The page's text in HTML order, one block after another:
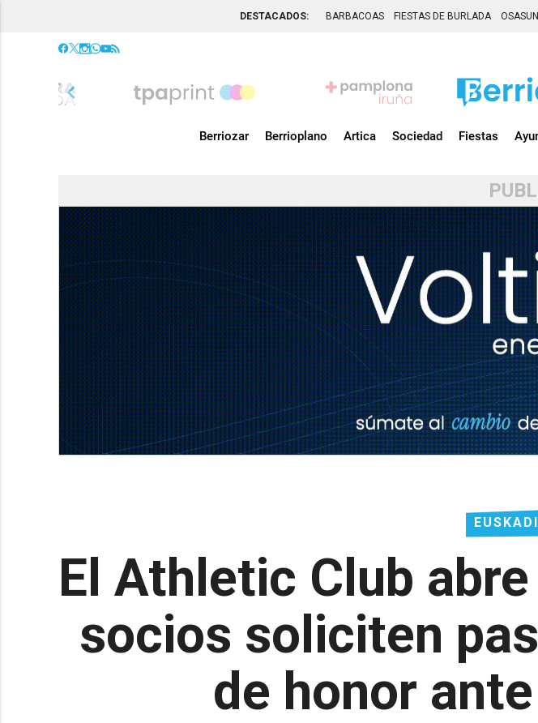
DESTACADOS: BARBACOAS FIESTAS DE BURLADA
chevron_left
Berriozar Berrioplano Artica Sociedad Fiestas
El Athletic Club
socios soliciten
de honor